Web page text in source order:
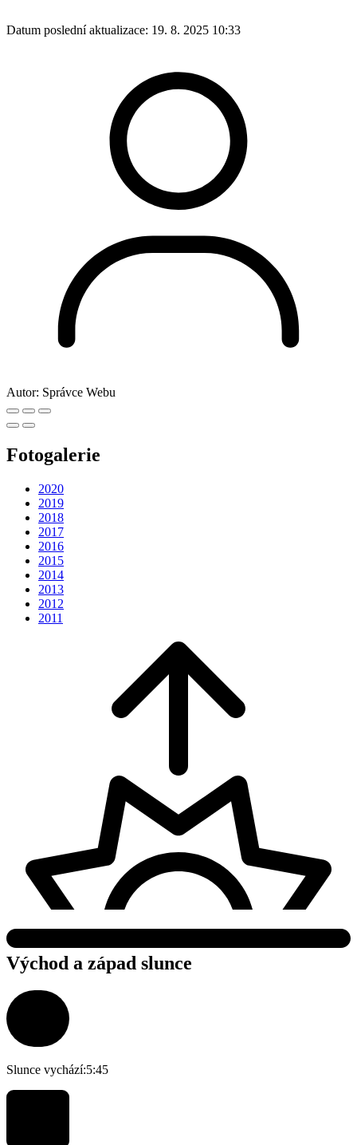
Datum poslední aktualizace: 19. 8. 2025 10:33
Autor: Správce Webu
Fotogalerie
2020
2019
2018
2017
2016
2015
2014
2013
2012
2011
Východ a západ slunce
Slunce vychází:5:45